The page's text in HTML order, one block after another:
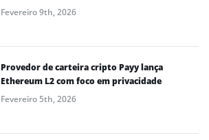
Fevereiro 9th, 2026
Provedor de carteira cripto Payy lança
Ethereum L2 com foco em privacidade
Fevereiro 5th, 2026